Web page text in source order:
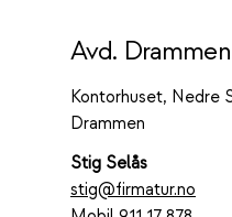
Avd. Drammen
Kontorhuset, Nedre
Drammen
Stig Selås
stig@firmatur.no